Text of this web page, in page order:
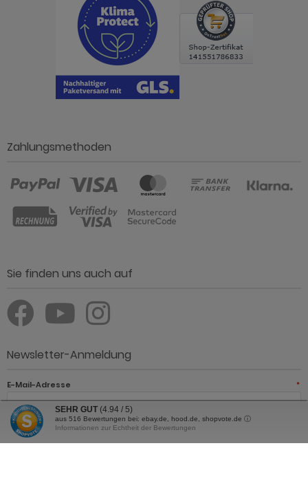
Zahlungsmethoden
Sie finden uns auch auf
Newsletter-Anmeldung
E-Mail-Adresse *
JETZT ANMELDEN
SEHR GUT (4.94 / 5)
aus 516 Bewertungen bei: ebay.de, hood.de, shopvote.de ⓘ
Informationen zur Echtheit der Bewertungen